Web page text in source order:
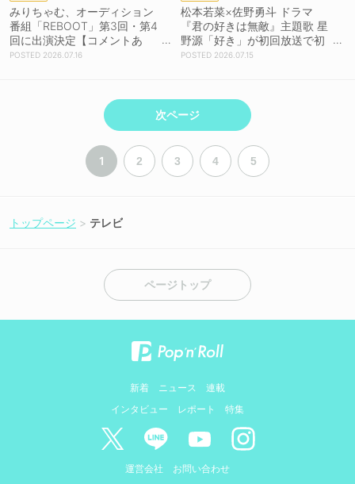
みりちゃむ、オーディション
番組「REBOOT」第3回・第4
回に出演決定【コメントあ
り】
2026.07.16
松本若菜×佐野勇斗 ドラマ
『君の好きは無敵』主題歌 星
野源「好き」が初回放送で初
解禁！【コメントあり】
2026.07.15
次ページ
1 2 3 4 5
トップページ テレビ
ページトップ
新着 ニュース
連載
インタビュー
レポート 特集
運営会社 お問い合わせ